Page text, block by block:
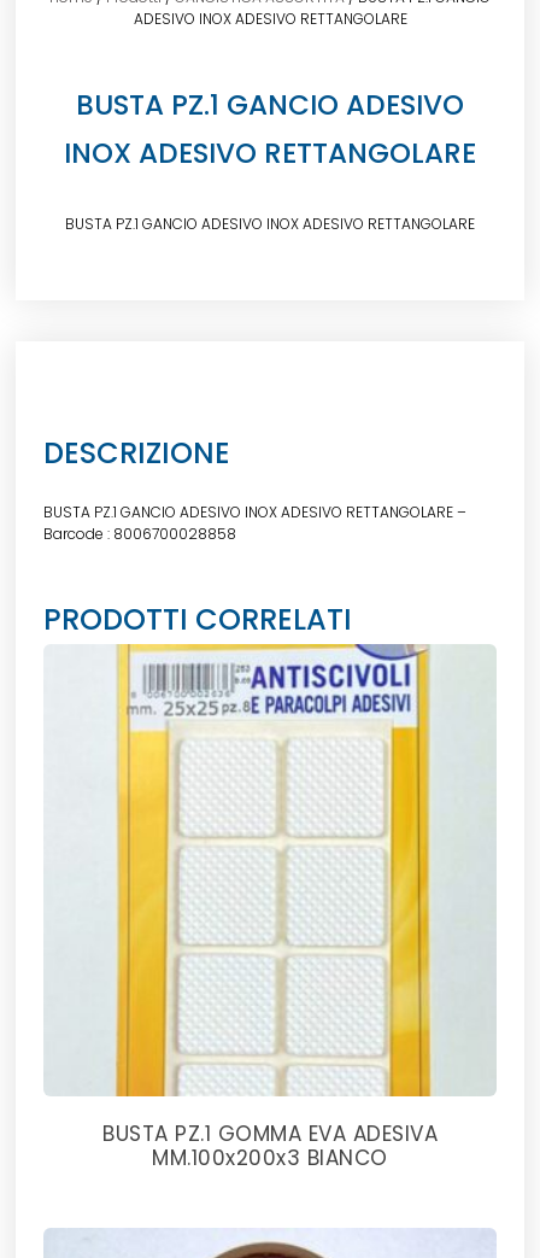
ADESIVO INOX ADESIVO RETTANGOLARE
BUSTA PZ.1 GANCIO ADESIVO
INOX ADESIVO RETTANGOLARE
BUSTA PZ.1 GANCIO ADESIVO INOX ADESIVO RETTANGOLARE
DESCRIZIONE
BUSTA PZ.1 GANCIO ADESIVO INOX ADESIVO RETTANGOLARE –
Barcode : 8006700028858
PRODOTTI CORRELATI
BUSTA PZ.1 GOMMA EVA ADESIVA
MM.100x200x3 BIANCO